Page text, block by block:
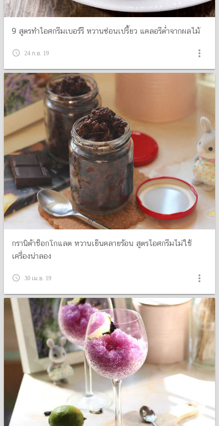
9 สูตรทำไอศกรีมเบอร์รี หวานซ่อนเปรี้ยว แคลอรีต่ำจากผลไม้
query_builder 24 ก.ย. 19 more_vert
กรานิต้าช็อกโกแลต หวานเย็นคลายร้อน สูตรไอศกรีมไม่ใช้
เครื่องน่าลอง
query_builder 30 เม.ย. 19 more_vert